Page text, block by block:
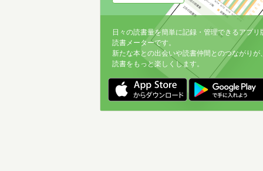
日々の読書量を簡単に記録・管理できるアプリ
読書メーターです。
新たな本との出会いや読書仲間とのつながりが
読書をもっと楽しくします。